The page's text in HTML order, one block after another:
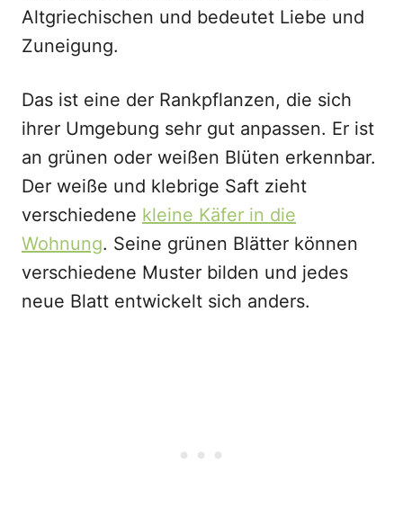
Altgriechischen und bedeutet Liebe und
Zuneigung.
Das ist eine der Rankpflanzen, die sich
ihrer Umgebung sehr gut anpassen. Er ist
an grünen oder weißen Blüten erkennbar.
Der weiße und klebrige Saft zieht
verschiedene kleine Käfer in die
Wohnung. Seine grünen Blätter können
verschiedene Muster bilden und jedes
neue Blatt entwickelt sich anders.